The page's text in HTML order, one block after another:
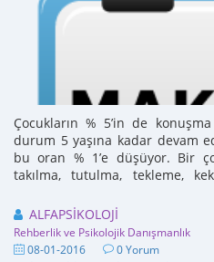
Çocukların % 5’in de
durum 5 yaşına kadar devam
bu oran % 1’e düşüyor. Bir
takılma, tutulma, tekleme,
ALFAPSİKOLOJİ
Rehberlik ve Psikolojik Danışmanlık
08-01-2016 0 Yorum